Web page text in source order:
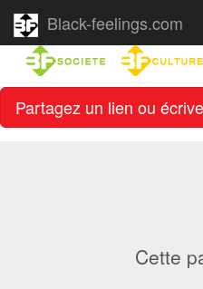
Partagez un lien ou
Black-feelings.com
Cette